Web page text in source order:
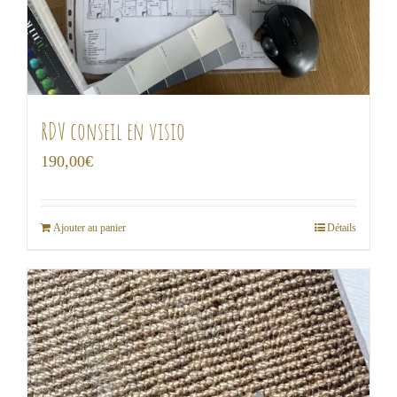
RDV conseil en visio
190,00€
Ajouter au panier Détails